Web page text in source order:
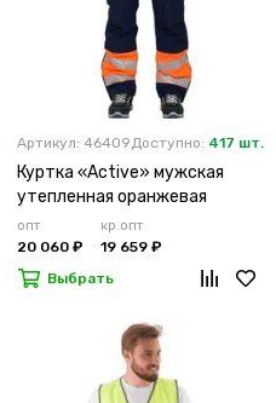
Артикул: 46409Доступно: 417 шт.
Куртка «Active» мужская
утепленная оранжевая
опт
20 060 ₽
кр.опт
19 659 ₽
Выбрать